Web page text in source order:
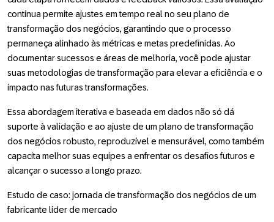
contínua permite ajustes em tempo real no seu plano de
transformação dos negócios, garantindo que o processo
permaneça alinhado às métricas e metas predefinidas. Ao
documentar sucessos e áreas de melhoria, você pode ajustar
suas metodologias de transformação para elevar a eficiência e o
impacto nas futuras transformações.
Essa abordagem iterativa e baseada em dados não só dá
suporte à validação e ao ajuste de um plano de transformação
dos negócios robusto, reproduzível e mensurável, como também
capacita melhor suas equipes a enfrentar os desafios futuros e
alcançar o sucesso a longo prazo.
Estudo de caso: jornada de transformação dos negócios de um
fabricante líder de mercado